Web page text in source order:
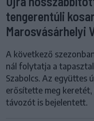
tengerentúli
Marosvásárhelyi
A következő
nál folytatja a
Szabolcs. Az együttes
erősítette meg
távozót is bejelentett.